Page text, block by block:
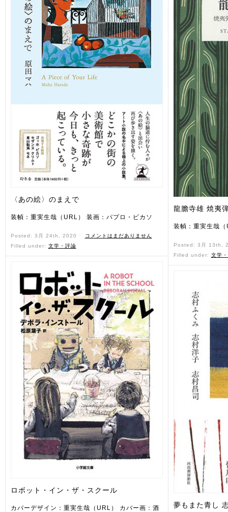
〈あの絵〉のまえで
装幀：重実生哉（URL） 装画：パプロ・ピカソ
Posted: 3月 24th, 2020 ˑ
コメントはまだありません
Filled under: 文学・評論
ロボット・イン・ザ・スクール
カバーデザイン：重実生哉（URL） カバー画：酒
龍膽寺雄 焼夷
装幀：重実生哉
Posted: 3月 13th,
Filled under: 文学
夢もまた青し